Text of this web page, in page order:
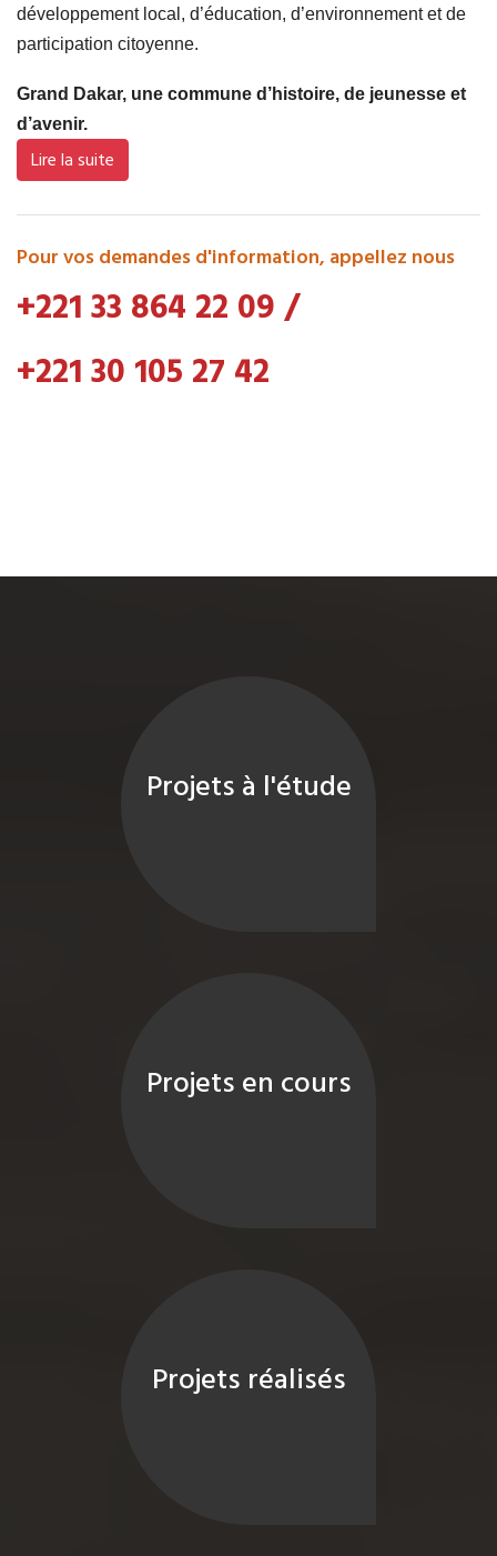
développement local, d’éducation, d’environnement et de
participation citoyenne.
Grand Dakar, une commune d’histoire, de jeunesse et
d’avenir.
Lire la suite
Pour vos demandes d'information, appellez nous
+221 33 864 22 09/
+221 30 105 27 42
Projets à l'étude
Projets en cours
Projets réalisés